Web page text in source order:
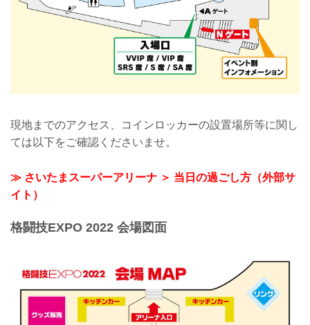
現地までのアクセス、コインロッカーの設置場所等に関し
ては以下をご確認くださいませ。
≫ さいたまスーパーアリーナ ＞ 当日の過ごし方（外部サ
イト）
格闘技EXPO 2022 会場図面